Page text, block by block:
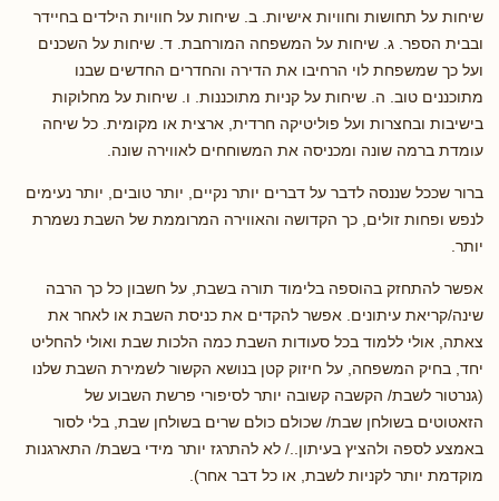
שיחות על תחושות וחוויות אישיות. ב. שיחות על חוויות הילדים בחיידר
ובבית הספר. ג. שיחות על המשפחה המורחבת. ד. שיחות על השכנים
ועל כך שמשפחת לוי הרחיבו את הדירה והחדרים החדשים שבנו
מתוכננים טוב. ה. שיחות על קניות מתוכננות. ו. שיחות על מחלוקות
בישיבות ובחצרות ועל פוליטיקה חרדית, ארצית או מקומית. כל שיחה
עומדת ברמה שונה ומכניסה את המשוחחים לאווירה שונה.
ברור שככל שננסה לדבר על דברים יותר נקיים, יותר טובים, יותר נעימים
לנפש ופחות זולים, כך הקדושה והאווירה המרוממת של השבת נשמרת
יותר.
אפשר להתחזק בהוספה בלימוד תורה בשבת, על חשבון כל כך הרבה
שינה/קריאת עיתונים. אפשר להקדים את כניסת השבת או לאחר את
צאתה, אולי ללמוד בכל סעודות השבת כמה הלכות שבת ואולי להחליט
יחד, בחיק המשפחה, על חיזוק קטן בנושא הקשור לשמירת השבת שלנו
(גנרטור לשבת/ הקשבה קשובה יותר לסיפורי פרשת השבוע של
הזאטוטים בשולחן שבת/ שכולם כולם שרים בשולחן שבת, בלי לסור
באמצע לספה ולהציץ בעיתון../ לא להתרגז יותר מידי בשבת/ התארגנות
מוקדמת יותר לקניות לשבת, או כל דבר אחר).